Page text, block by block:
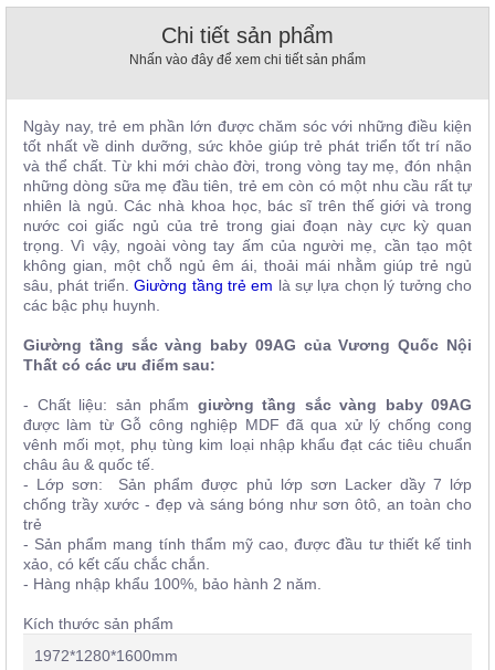
Thất
Nhà
Hàng
Thất
Chi tiết sản phẩm
Nhấn vào đây để xem chi tiết sản phẩm
Ngày nay, trẻ em phần lớn được chăm sóc với những điều kiện
tốt nhất về dinh dưỡng, sức khỏe giúp trẻ phát triển tốt trí não
và thể chất. Từ khi mới chào đời, trong vòng tay mẹ, đón nhận
những dòng sữa mẹ đầu tiên, trẻ em còn có một nhu cầu rất tự
nhiên là ngủ. Các nhà khoa học, bác sĩ trên thế giới và trong
nước coi giấc ngủ của trẻ trong giai đoạn này cực kỳ quan
trọng. Vì vậy, ngoài vòng tay ấm của người mẹ, cần tạo một
không gian, một chỗ ngủ êm ái, thoải mái nhằm giúp trẻ ngủ
sâu, phát triển.Giường tầng trẻ em là sự lựa chọn lý tưởng cho
các bậc phụ huynh.
Giường tầng sắc vàng baby 09AG của Vương Quốc Nội
Thất có các ưu điểm sau:
- Chất liệu: sản phẩm giường tầng sắc vàng baby 09AG
được làm từ Gỗ công nghiệp MDF đã qua xử lý chống cong
vênh mối mọt, phụ tùng kim loại nhập khẩu đạt các tiêu chuẩn
châu âu & quốc tế.
- Lớp sơn: Sản phẩm được phủ lớp sơn Lacker dầy 7 lớp
chống trầy xước - đẹp và sáng bóng như sơn ôtô, an toàn cho
trẻ
- Sản phẩm mang tính thẩm mỹ cao, được đầu tư thiết kế tinh
xảo, có kết cấu chắc chắn.
- Hàng nhập khẩu 100%, bảo hành 2 năm.
Kích thước sản phẩm
1972*1280*1600mm